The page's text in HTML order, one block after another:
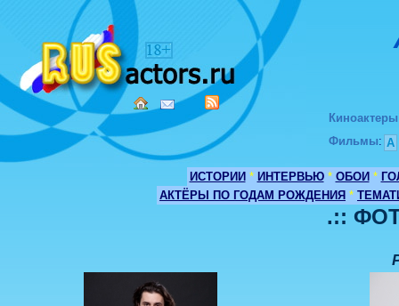
Киноактеры
Фильмы: А
ИСТОРИИ * ИНТЕРВЬЮ * ОБОИ *
АКТЁРЫ ПО ГОДАМ РОЖДЕНИЯ *
.::